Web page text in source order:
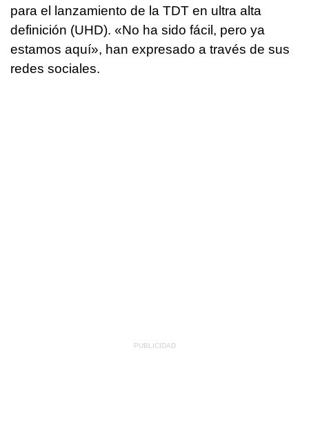
para el lanzamiento de la TDT en ultra alta
definición (UHD). «No ha sido fácil, pero ya
estamos aquí», han expresado a través de sus
redes sociales.